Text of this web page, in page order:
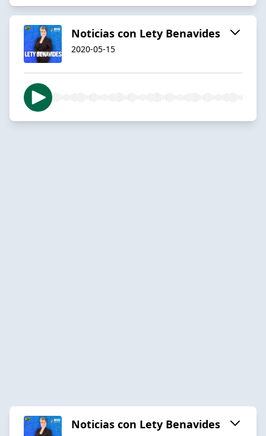
Noticias con Lety Benavides
2020-05-15
Noticias con Lety Benavides